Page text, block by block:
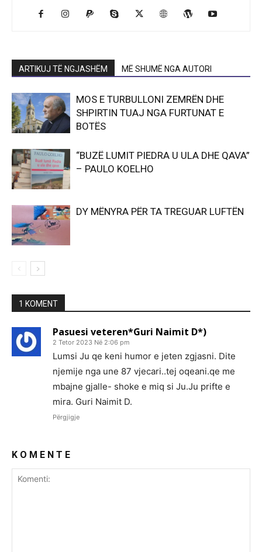
ARTIKUJ TË NGJASHËM MË SHUMË NGA AUTORI
MOS E TURBULLONI ZEMRËN DHE
SHPIRTIN TUAJ NGA FURTUNAT E
BOTËS
“BUZË LUMIT PIEDRA U ULA DHE QAVA”
– PAULO KOELHO
DY MËNYRA PËR TA TREGUAR LUFTËN
1 KOMENT
Pasuesi veteren*Guri Naimit D*)
2 Tetor 2023 Në 2:06 pm
Lumsi Ju qe keni humor e jeten zgjasni. Dite
njemije nga une 87 vjecari..tej oqeani.qe me
mbajne gjalle- shoke e miq si Ju.Ju prifte e
mira. Guri Naimit D.
Përgjigje
K O M E N T E